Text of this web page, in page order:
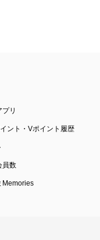
リ
ント・Vポイント履歴
員数
Memories